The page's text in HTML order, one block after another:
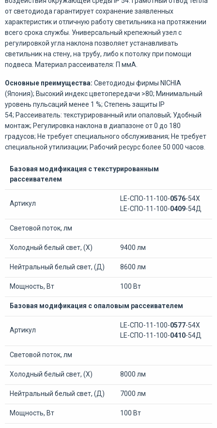
от светодиода гарантирует сохранение заявленных
характеристик и отличную работу светильника на протяжении
всего срока службы. Универсальный крепежный узел с
регулировкой угла наклона позволяет устанавливать
светильник на стену, на трубу, либо к потолку при помощи
подвеса. Материал рассеивателя: П ммА.
Основные преимущества: Светодиоды фирмы NICHIA
(Япония); Высокий индекс цветопередачи >80; Минимальный
уровень пульсаций менее 1 %; Степень защиты IP
54; Рассеиватель: текстурированный или опаловый; Удобный
монтаж; Регулировка наклона в диапазоне от 0 до 180
градусов; Не требует специального обслуживания; Не требует
специальной утилизации; Рабочий ресурс более 50 000 часов.
Базовая модификация с текстурированным
рассеивателем
Артикул
LE-СПО-11-100-0576-54Х
LE-СПО-11-100-0409-54Д
Световой поток, лм
Холодный белый свет, (Х) 9400 лм
Нейтральный белый свет, (Д) 8600 лм
Мощность, Вт 100 Вт
Базовая модификация с опаловым рассеивателем
Артикул
LE-СПО-11-100-0577-54Х
LE-СПО-11-100-0410-54Д
Световой поток, лм
Холодный белый свет, (Х) 8000 лм
Нейтральный белый свет, (Д) 7000 лм
Мощность, Вт 100 Вт